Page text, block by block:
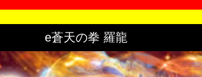
e蒼天の拳 羅龍